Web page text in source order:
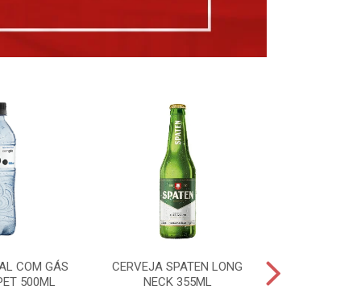
COM GÁS
500ML
CERVEJA SPATEN LONG
NECK 355ML